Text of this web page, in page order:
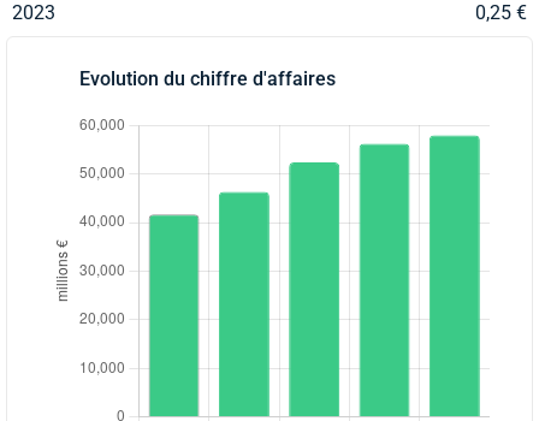
2023 0,25 €
Evolution du chiffre d'affaires